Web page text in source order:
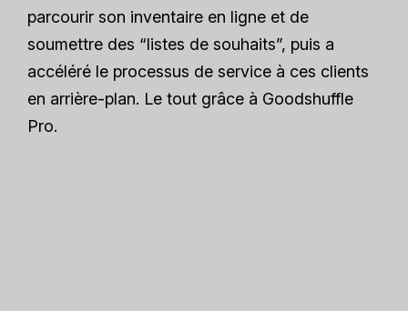
parcourir son inventaire en ligne et de
soumettre des “listes de souhaits”, puis a
accéléré le processus de service à ces clients
en arrière-plan. Le tout grâce à Goodshuffle
Pro.